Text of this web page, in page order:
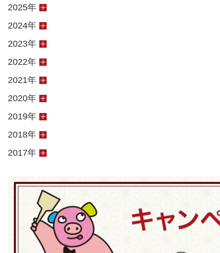
2025年
2024年
2023年
2022年
2021年
2020年
2019年
2018年
2017年